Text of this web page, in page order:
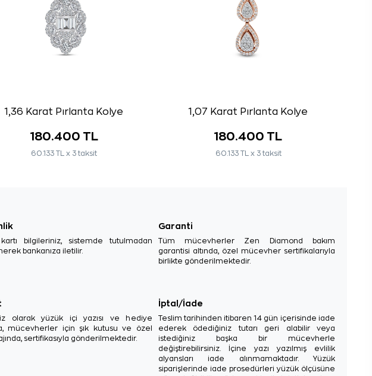
1,36 Karat Pırlanta Kolye
180.400 TL
60.133 TL x 3 taksit
1,07 Karat Pırlanta Kolye
180.400 TL
60.133 TL x 3 taksit
bilgileriniz, sistemde tutulmadan
bankanıza iletilir.
Garanti
Tüm mücevherler Zen Diamond bakım
garantisi altında, özel mücevher sertifikalarıyla
birlikte gönderilmektedir.
olarak yüzük içi yazısı ve hediye
mücevherler için şık kutusu ve özel
sertifikasıyla gönderilmektedir.
İptal/İade
Teslim tarihinden itibaren 14 gün içerisinde iade
ederek ödediğiniz tutarı geri alabilir veya
istediğiniz başka bir mücevherle
değiştirebilirsiniz. İçine yazı yazılmış evlilik
alyansları iade alınmamaktadır. Yüzük
siparişlerinde iade prosedürleri yüzük ölçüsüne